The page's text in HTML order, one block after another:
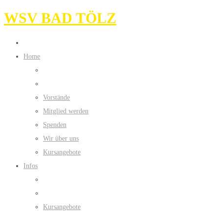
WSV BAD TÖLZ
Home
Vorstände
Mitglied werden
Spenden
Wir über uns
Kursangebote
Infos
Kursangebote